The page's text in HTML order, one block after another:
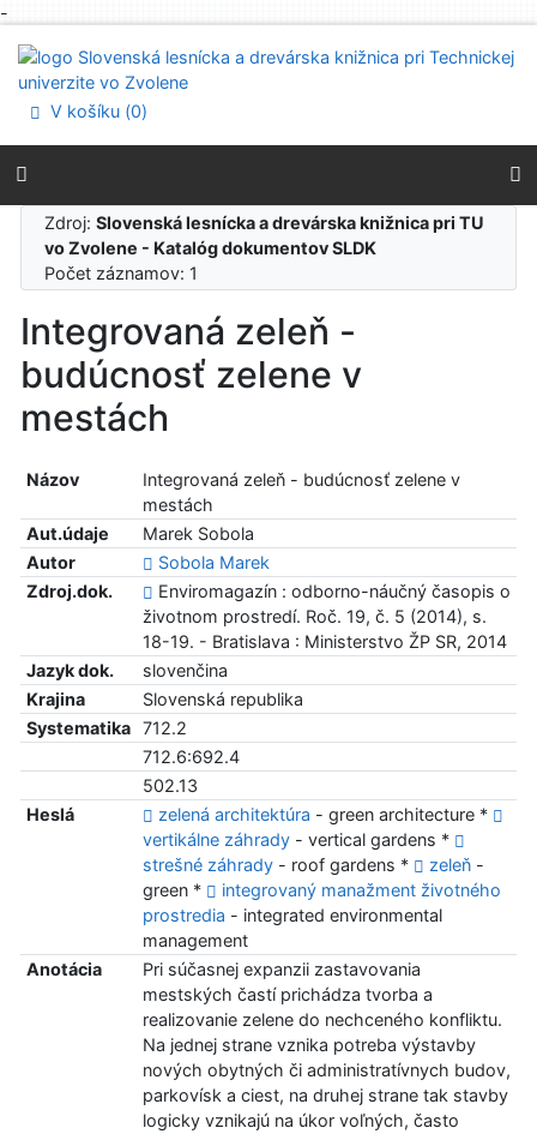
-
Prejsť na menu
Prehlásenie o webovej prístupnosti
V košíku (0)
Zdroj:Slovenská lesnícka a drevárska knižnica pri TU
vo Zvolene - Katalóg dokumentov SLDK
Počet záznamov: 1
Integrovaná zeleň -
budúcnosť zelene v
mestách
Názov
Integrovaná zeleň - budúcnosť zelene v
mestách
Aut.údaje
Marek Sobola
Autor
Sobola Marek
Zdroj.dok.
Enviromagazín : odborno-náučný časopis o
životnom prostredí. Roč. 19, č. 5 (2014), s.
18-19. - Bratislava : Ministerstvo ŽP SR, 2014
Jazyk dok.
slovenčina
Krajina
Slovenská republika
Systematika
712.2
712.6:692.4
502.13
Heslá
zelená architektúra - green architecture *
vertikálne záhrady- vertical gardens *
strešné záhrady- roof gardens * zeleň-
green *
integrovaný manažment životného
prostredia - integrated environmental
management
Anotácia
Pri súčasnej expanzii zastavovania
mestských častí prichádza tvorba a
realizovanie zelene do nechceného konfliktu.
Na jednej strane vznika potreba výstavby
nových obytných či administratívnych budov,
parkovísk a ciest, na druhej strane tak stavby
logicky vznikajú na úkor voľných, často